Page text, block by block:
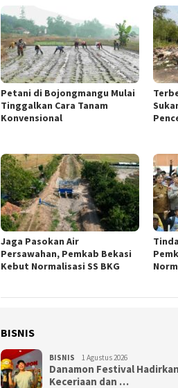
Petani di Bojongmangu Mulai
Tinggalkan Cara Tanam
Konvensional
Jaga Pasokan Air
Persawahan, Pemkab Bekasi
Kebut Normalisasi SS BKG
BISNIS
BISNIS 1 Agustus 2026
Danamon Festival Hadirkan
Keceriaan dan …